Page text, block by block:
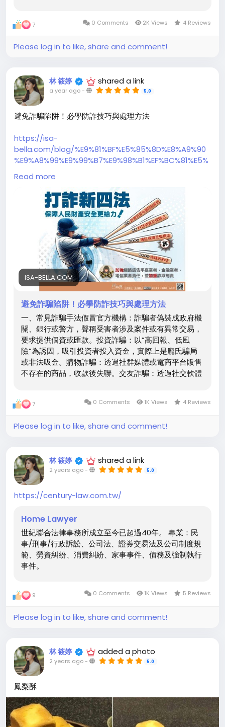
點時間動動手指，發文到您個人網站或公眾網路平台，
須存貨，售前客服、後端生產、出貨及售後服務，都由
7 0 Comments 2K Views 4 Reviews
Please log in to like, share and comment!
林 筱婷 shared a link
a year ago- 5.0
避免詐騙陷阱！必學防詐技巧與處理方法
https://isa-
bella.com/blog/%E9%81%BF%E5%85%8D%E8%A9%90
%E9%A8%99%E9%99%B7%E9%98%B1%EF%BC%81%E5%
BF%85%E5%AD%B8%E9%98%B2%E8%A9%90%E6%8A%
80%E5%B7%A7%E8%88%87%E8%99%95%E7%90%86%E
6%96%B9%E6%B3%95
Read more
ISA-BELLA.COM
避免詐騙陷阱！必學防詐技巧與處理方法
一、常見詐騙手法假冒官方機構：詐騙者偽裝成政府機
關、銀行或警方，聲稱受害者涉及案件或有異常交易，
要求提供個資或匯款。投資詐騙：以”高回報、低風
險”為誘因，吸引投資者投入資金，實際上是龐氏騙局
或非法吸金。購物詐騙：透過社群媒體或電商平台販售
不存在的商品，收款後失聯。交友詐騙：透過社交軟體
等，引導點擊不明連結，竊取個資或銀行帳戶。假冒親
款。二、如何預防詐騙提高警覺：面對來歷不明的來
7 0 Comments 1K Views 4 Reviews
Please log in to like, share and comment!
林 筱婷 shared a link
2 years ago- 5.0
https://century-law.com.tw/
Home Lawyer
世紀聯合法律事務所成立至今已超過40年。 專業：民
事/刑事/行政訴訟、公司法、證券交易法及公司制度規
範、勞資糾紛、消費糾紛、家事事件、債務及強制執行
事件。
9 0 Comments 1K Views 5 Reviews
Please log in to like, share and comment!
林 筱婷 added a photo
2 years ago- 5.0
鳳梨酥